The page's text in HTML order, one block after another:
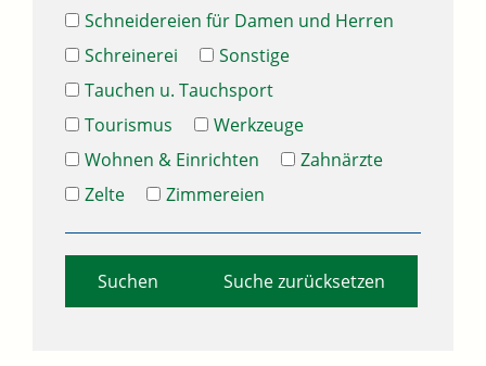
Schneidereien für Damen und Herren
Schreinerei
Sonstige
Tauchen u. Tauchsport
Tourismus
Werkzeuge
Wohnen & Einrichten
Zahnärzte
Zelte
Zimmereien
Suche zurücksetzen